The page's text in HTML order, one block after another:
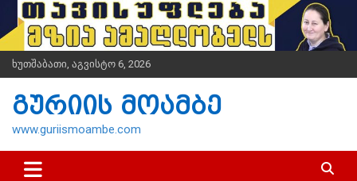
i
t
ხუთშაბათი, აგვისტო 6, 2026
გურიის მოამბე
www.guriismoambe.com